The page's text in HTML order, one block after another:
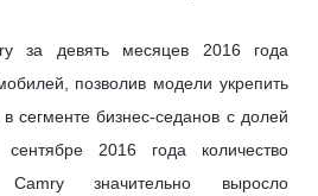
за девять месяцев 2016 года
позволив модели укрепить
сегменте бизнес-седанов с долей
2016 года количество
значительно выросло